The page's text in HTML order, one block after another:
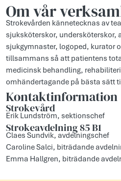
Om vår
Strokevården kännetecknas av
sjuksköterskor, undersköterskor,
sjukgymnaster, logoped, kurator
tillsammans så att patientens
medicinsk behandling,
omhändertagande på bästa sätt
Kontaktinformation
Strokevård
Erik Lundström, sektionschef
Strokeavdelning 85 B1
Claes Sundvik, avdelningschef
Caroline Salci, biträdande
Emma Hallgren, biträdande